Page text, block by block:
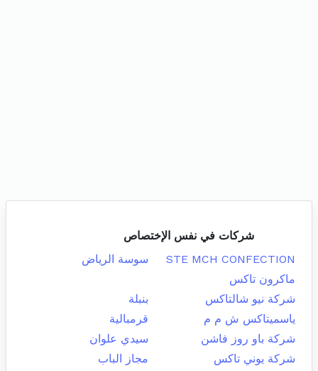
شركات في نفس الإختصاص
STE MCH CONFECTION
سوسة الرياض
ماكرون تاكس
شركة نيو شالتاكس
بنبلة
ياسميتاكس ش م م
قرمبالية
شركة باو روز فاشن
سيدي علوان
شركة يوني تاكس
مجاز الباب